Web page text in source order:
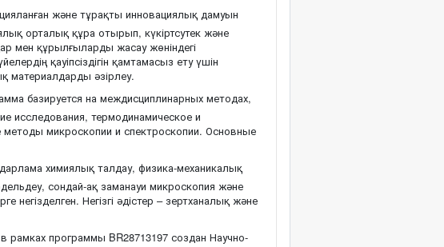
және тұрақты инновациялық дамуын
орталық құра отырып, күкіртсутек және
мен құрылғыларды жасау жөніндегі
қауіпсіздігін қамтамасыз ету үшін
материалдарды әзірлеу.
базируется на междисциплинарных методах,
исследования, термодинамическое и
микроскопии и спектроскопии. Основные
химиялық талдау, физика-механикалық
сондай-ақ заманауи микроскопия және
негізделген. Негізгі әдістер – зертханалық және
рамках программы BR28713197 создан Научно-